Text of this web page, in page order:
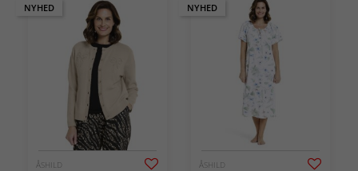
NYHED
ÅSHILD
NYHED
ÅSHILD